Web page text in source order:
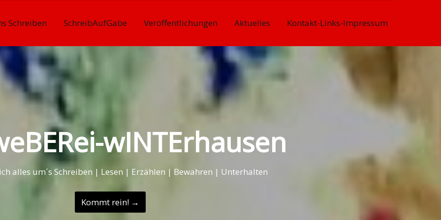
Schreiben SchreibAufGabe Veröffentlichungen Aktuelles Kontakt-Links-Impressum
wINTErhausen
alles um´s Schreiben | Lesen | Erzählen | Bewahren | Unterhalten
Kommt rein! →